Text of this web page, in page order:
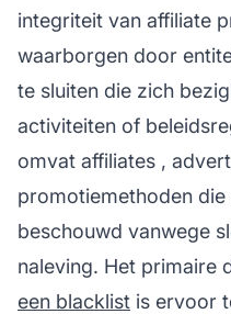
integriteit van affiliate
waarborgen door
te sluiten die zich
activiteiten of
omvat affiliates ,
promotiemethoden
beschouwd vanwege
naleving. Het primaire
een blacklist is ervoor